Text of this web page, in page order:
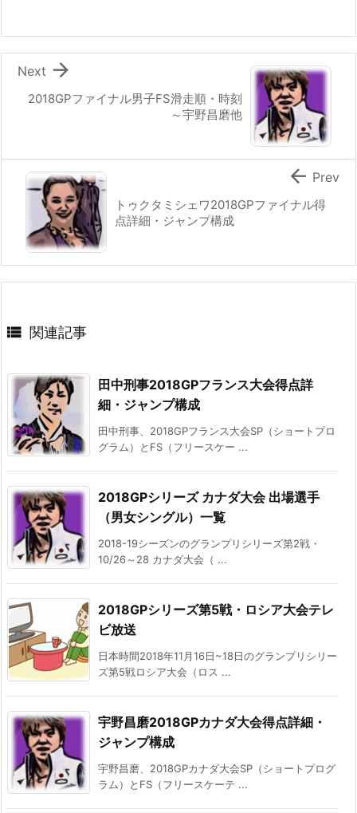
2018GPファイナル男子FS滑走順・時刻
～宇野昌磨他

Next
トゥクタミシェワ2018GPファイナル得
点詳細・ジャンプ構成
 Prev
 関連記事
田中刑事2018GPフランス大会得点詳
細・ジャンプ構成
田中刑事、2018GPフランス大会SP（ショートプロ
グラム）とFS（フリースケー ...
2018GPシリーズ カナダ大会 出場選手
（男女シングル）一覧
2018-19シーズンのグランプリシリーズ第2戦・
10/26～28 カナダ大会（ ...
2018GPシリーズ第5戦・ロシア大会テレ
ビ放送
日本時間2018年11月16日~18日のグランプリシリー
ズ第5戦ロシア大会（ロス ...
宇野昌磨2018GPカナダ大会得点詳細・
ジャンプ構成
宇野昌磨、2018GPカナダ大会SP（ショートプログ
ラム）とFS（フリースケーテ ...